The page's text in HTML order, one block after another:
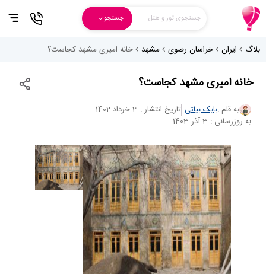
جستجوی تور و هتل جستجو
بلاگ ایران خراسان رضوی مشهد خانه امیری مشهد کجاست؟
خانه امیری مشهد کجاست؟
به قلم :بابک بیاتی تاریخ انتشار : 3 خرداد 1402
به روزرسانی : 3 آذر 1403